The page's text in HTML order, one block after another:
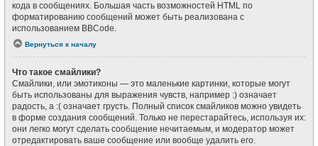
кода в сообщениях. Большая часть возможностей HTML по
форматированию сообщений может быть реализована с
использованием BBCode.
Вернуться к началу
Что такое смайлики?
Смайлики, или эмотиконы — это маленькие картинки, которые могут
быть использованы для выражения чувств, например :) означает
радость, а :( означает грусть. Полный список смайликов можно увидеть
в форме создания сообщений. Только не перестарайтесь, используя их:
они легко могут сделать сообщение нечитаемым, и модератор может
отредактировать ваше сообщение или вообще удалить его.